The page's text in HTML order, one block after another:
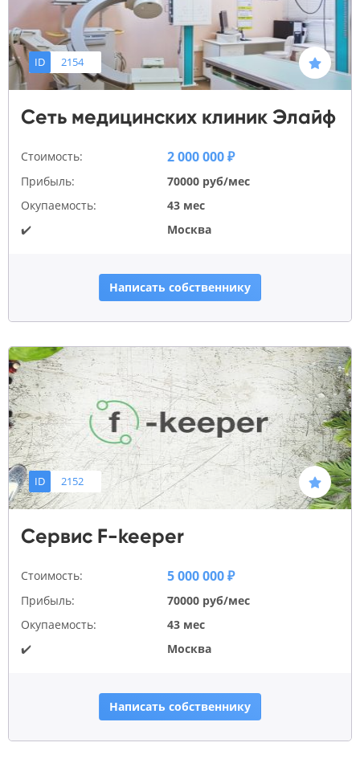
ID 2154
Сеть медицинских клиник Элайф
Стоимость: 2 000 000 ₽
Прибыль:
70000 руб/мес
Окупаемость:
43 мес
✔️
Москва
Написать собственнику
ID 2152
Сервис F-keeper
Стоимость: 5 000 000 ₽
Прибыль:
70000 руб/мес
Окупаемость:
43 мес
✔️
Москва
Написать собственнику